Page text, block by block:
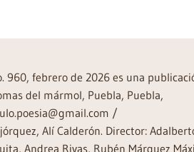
960, febrero de 2026 es una
del mármol, Puebla, Puebla,
/
Alí Calderón. Director:
Andrea Rivas, Rubén Márquez